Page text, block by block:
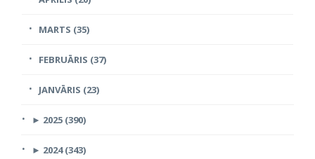
MARTS (35)
FEBRUĀRIS (37)
JANVĀRIS (23)
► 2025 (390)
► 2024 (343)